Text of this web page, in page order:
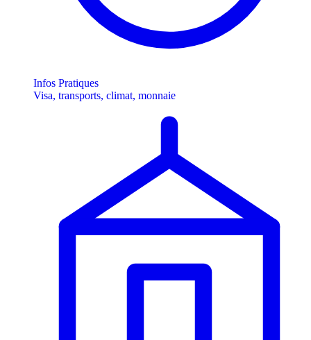
Infos Pratiques
Visa, transports, climat, monnaie